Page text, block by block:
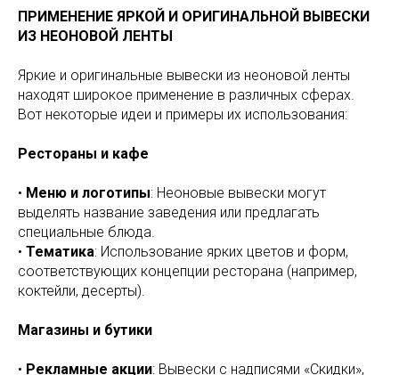
ПРИМЕНЕНИЕ ЯРКОЙ И ОРИГИНАЛЬНОЙ ВЫВЕСКИ
ИЗ НЕОНОВОЙ ЛЕНТЫ
Яркие и оригинальные вывески из неоновой ленты
находят широкое применение в различных сферах.
Вот некоторые идеи и примеры их использования:
Рестораны и кафе
• Меню и логотипы: Неоновые вывески могут
выделять название заведения или предлагать
специальные блюда.
• Тематика: Использование ярких цветов и форм,
соответствующих концепции ресторана (например,
коктейли, десерты).
Магазины и бутики
• Рекламные акции: Вывески с надписями «Скидки»,